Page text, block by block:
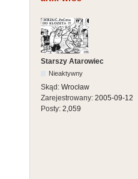
Starszy Atarowiec
Nieaktywny
Skąd: Wrocław
Zarejestrowany: 2005-09-12
Posty: 2,059